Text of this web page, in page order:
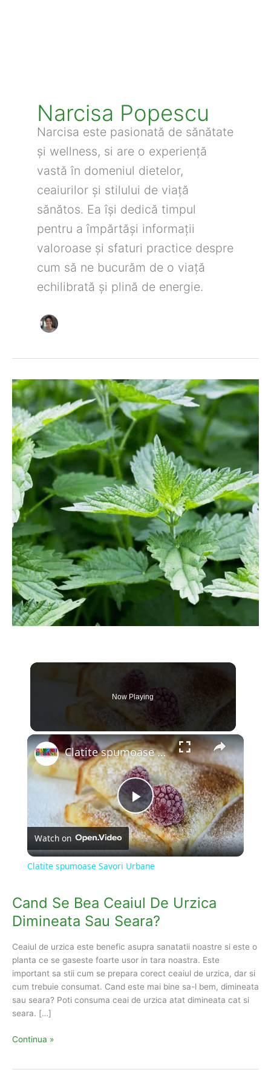
Narcisa Popescu
Narcisa este pasionată de sănătate
și wellness, si are o experiență
vastă în domeniul dietelor,
ceaiurilor și stilului de viață
sănătos. Ea își dedică timpul
pentru a împărtăși informații
valoroase și sfaturi practice despre
cum să ne bucurăm de o viață
echilibrată și plină de energie.
Now Playing
×
P
l
y
V
i
e
Clatite spumoase Savori Urbane
Watch on
Clatite spumoase Savori Urbane
Cand Se Bea Ceaiul De Urzica
Dimineata Sau Seara?
Ceaiul de urzica este benefic asupra sanatatii noastre si este o
planta ce se gaseste foarte usor in tara noastra. Este
important sa stii cum se prepara corect ceaiul de urzica, dar si
cum trebuie consumat. Cand este mai bine sa-l bem, dimineata
sau seara? Poti consuma ceai de urzica atat dimineata cat si
seara. […]
Cand
Continua »